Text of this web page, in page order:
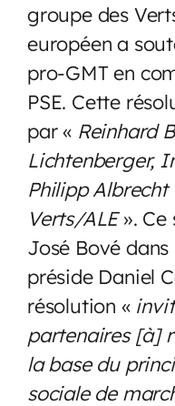
groupe des
européen a
pro-GMT en
PSE. Cette
par « Reinhard
Lichtenberger,
Philipp
Verts/ALE». Ce
José Bové
préside Daniel
résolution «
partenaires [à]
la base du
sociale de